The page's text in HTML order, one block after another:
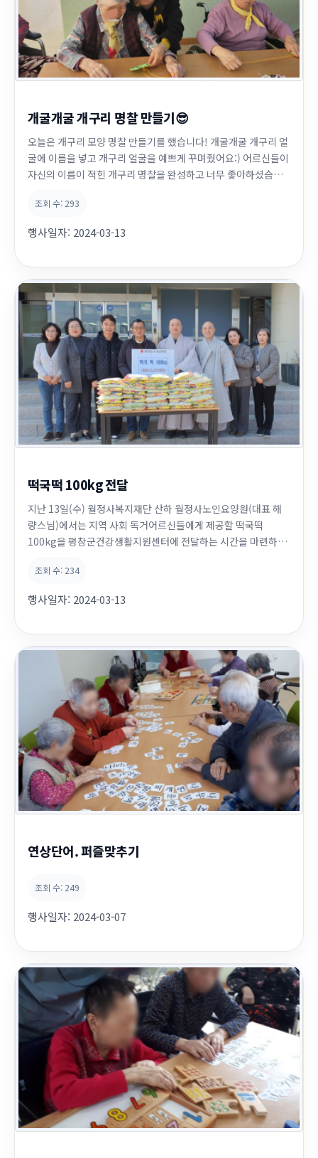
개굴개굴 개구리 명찰 만들기😎
오늘은 개구리 모양 명찰 만들기를 했습니다! 개굴개굴 개구리 얼
굴에 이름을 넣고 개구리 얼굴을 예쁘게 꾸며줬어요:) 어르신들이
자신의 이름이 적힌 개구리 명찰을 완성하고 너무 좋아하셨습니
조회 수: 293
행사일자: 2024-03-13
떡국떡 100kg 전달
지난 13일(수) 월정사복지재단 산하 월정사노인요양원(대표 해
량스님)에서는 지역 사회 독거어르신들에게 제공할 떡국떡
100kg을 평창군건강생활지원센터에 전달하는 시간을 마련하였
양한 방법을 강구하겠다'고 말씀하셨다.
조회 수: 234
행사일자: 2024-03-13
연상단어. 퍼즐맞추기
조회 수: 249
행사일자: 2024-03-07